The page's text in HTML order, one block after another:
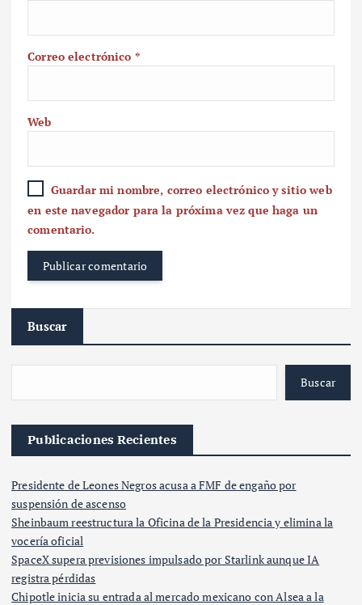
Correo electrónico *
Web
Guardar mi nombre, correo electrónico y sitio web
en este navegador para la próxima vez que haga un
comentario.
Buscar
Buscar
Publicaciones Recientes
Presidente de Leones Negros acusa a FMF de engaño por
suspensión de ascenso
Sheinbaum reestructura la Oficina de la Presidencia y elimina la
vocería oficial
SpaceX supera previsiones impulsado por Starlink aunque IA
registra pérdidas
Chipotle inicia su entrada al mercado mexicano con Alsea a la